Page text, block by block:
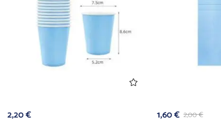
2,20€ 2,00€
1,60€